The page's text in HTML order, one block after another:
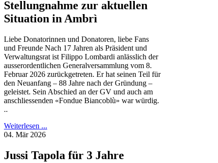
Stellungnahme zur aktuellen
Situation in Ambrì
Liebe Donatorinnen und Donatoren, liebe Fans
und Freunde Nach 17 Jahren als Präsident und
Verwaltungsrat ist Filippo Lombardi anlässlich der
ausserordentlichen Generalversammlung vom 8.
Februar 2026 zurückgetreten. Er hat seinen Teil für
den Neuanfang – 88 Jahre nach der Gründung –
geleistet. Sein Abschied an der GV und auch am
anschliessenden «Fondue Biancoblù» war würdig.
..
Weiterlesen ...
04. Mär 2026
Jussi Tapola für 3 Jahre